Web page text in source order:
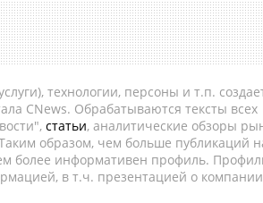
технологии, персоны и т.п.
CNews. Обрабатываются тексты всех
статьи, аналитические обзоры
образом, чем больше публикаций
более информативен профиль.
в т.ч. презентацией о